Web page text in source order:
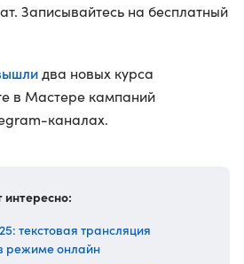
Записывайтесь на бесплатный
два новых курса
в Мастере кампаний
каналах.
текстовая трансляция
режиме онлайн